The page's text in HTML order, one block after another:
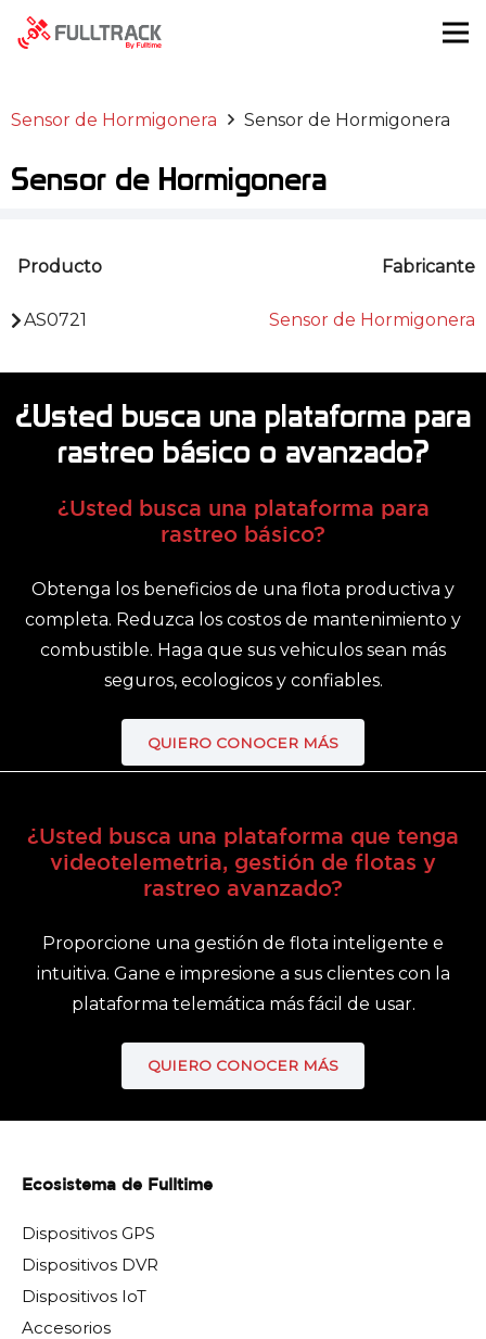
Sensor de Hormigonera Sensor de Hormigonera
Sensor de Hormigonera
Producto Fabricante
AS0721 Sensor de Hormigonera
¿Usted busca una plataforma para
rastreo básico o avanzado?
¿Usted busca una plataforma para
rastreo básico?
Obtenga los beneficios de una flota productiva y
completa. Reduzca los costos de mantenimiento y
combustible. Haga que sus vehiculos sean más
seguros, ecologicos y confiables.
QUIERO CONOCER MÁS
¿Usted busca una plataforma que tenga
videotelemetria, gestión de flotas y
rastreo avanzado?
Proporcione una gestión de flota inteligente e
intuitiva. Gane e impresione a sus clientes con la
plataforma telemática más fácil de usar.
QUIERO CONOCER MÁS
Ecosistema de Fulltime
Dispositivos GPS
Dispositivos DVR
Dispositivos IoT
Accesorios